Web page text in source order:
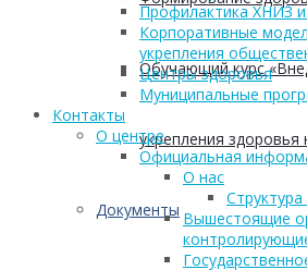
Обучающий курс
укрепления
Документы
Профилактика ХНИЗ
Корпоративные
укрепления
Центры здоровья
Муниципальные
Контакты
О центре
Официальная
О нас
Вышестоящие